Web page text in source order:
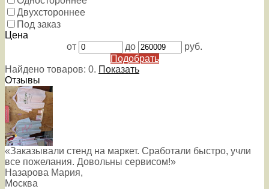
Двухстороннее
Под заказ
Цена
от
до
руб.
Подобрать
Найдено товаров: 0. Показать
Отзывы
«Заказывали стенд на маркет. Сработали быстро, учли
все пожелания. Довольны сервисом!»
Назарова Мария,
Москва